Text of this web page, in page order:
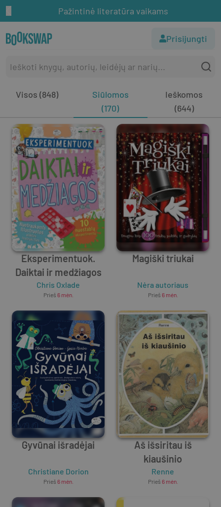
Pažintinė literatūra vaikams
Prisijungti
Visos (848)
Siūlomos
(170)
Ieškomos
(644)
Eksperimentuok.
Daiktai ir medžiagos
Chris Oxlade
Prieš 6 mėn.
Magiški triukai
Nėra autoriaus
Prieš 6 mėn.
Gyvūnai išradėjai
Christiane Dorion
Prieš 6 mėn.
Aš išsiritau iš
kiaušinio
Renne
Prieš 6 mėn.